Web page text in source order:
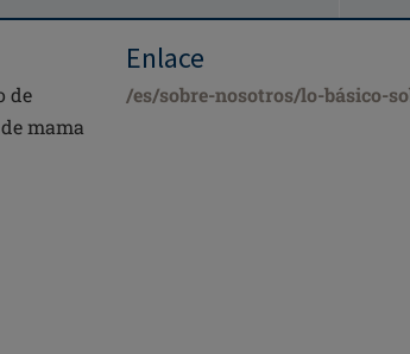
de
mama
Enlace
/es/sobre-nosotros/lo-básico-